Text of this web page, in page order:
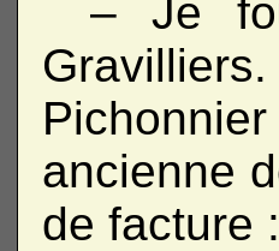
– Je
ancienne
de facture :